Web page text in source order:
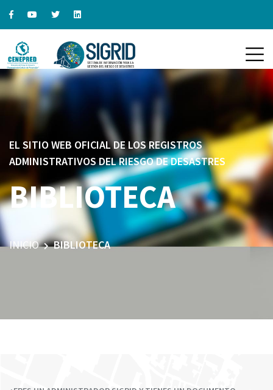
EL SITIO WEB OFICIAL DE LOS REGISTROS
ADMINISTRATIVOS DEL RIESGO DE DESASTRES
BIBLIOTECA
INICIO BIBLIOTECA